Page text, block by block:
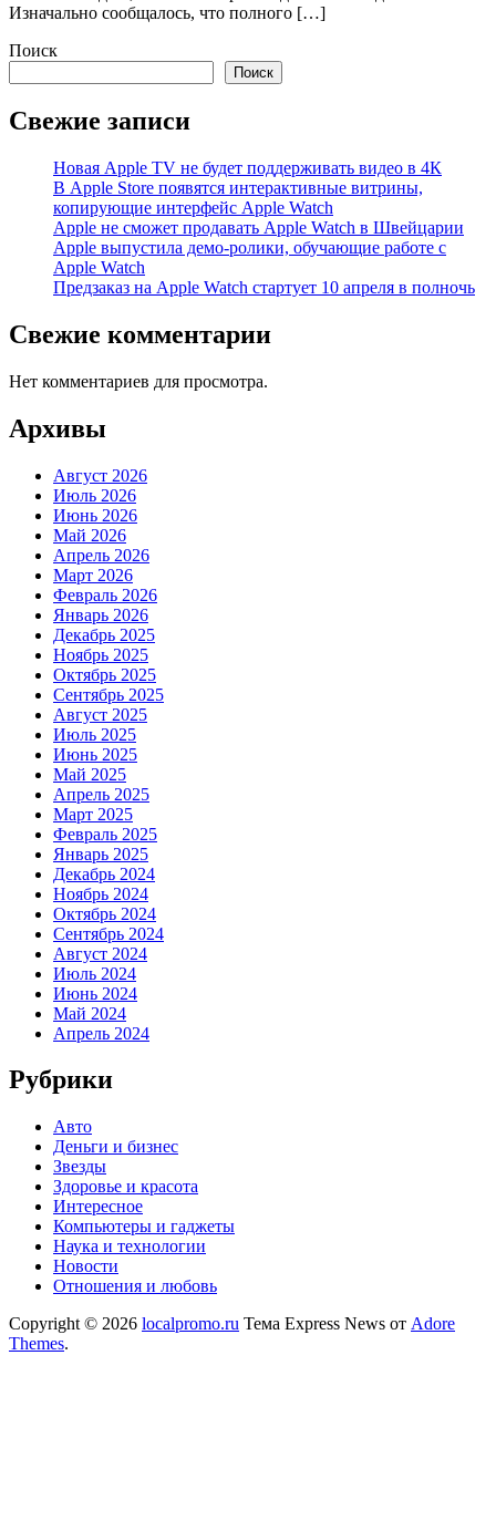
Изначально сообщалось, что полного […]
Поиск
Поиск
Свежие записи
Новая Apple TV не будет поддерживать видео в 4К
В Apple Store появятся интерактивные витрины,
копирующие интерфейс Apple Watch
Apple не сможет продавать Apple Watch в Швейцарии
Apple выпустила демо-ролики, обучающие работе с
Apple Watch
Предзаказ на Apple Watch стартует 10 апреля в полночь
Свежие комментарии
Нет комментариев для просмотра.
Архивы
Август 2026
Июль 2026
Июнь 2026
Май 2026
Апрель 2026
Март 2026
Февраль 2026
Январь 2026
Декабрь 2025
Ноябрь 2025
Октябрь 2025
Сентябрь 2025
Август 2025
Июль 2025
Июнь 2025
Май 2025
Апрель 2025
Март 2025
Февраль 2025
Январь 2025
Декабрь 2024
Ноябрь 2024
Октябрь 2024
Сентябрь 2024
Август 2024
Июль 2024
Июнь 2024
Май 2024
Апрель 2024
Рубрики
Авто
Деньги и бизнес
Звезды
Здоровье и красота
Интересное
Компьютеры и гаджеты
Наука и технологии
Новости
Отношения и любовь
Copyright © 2026 localpromo.ru Тема Express News от Adore
Themes.